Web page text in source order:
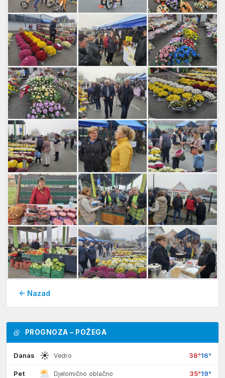
← Nazad
PROGNOZA – POŽEGA
Danas ☀ Vedro 38°16°
Pet Djelomično oblačno 35°19°